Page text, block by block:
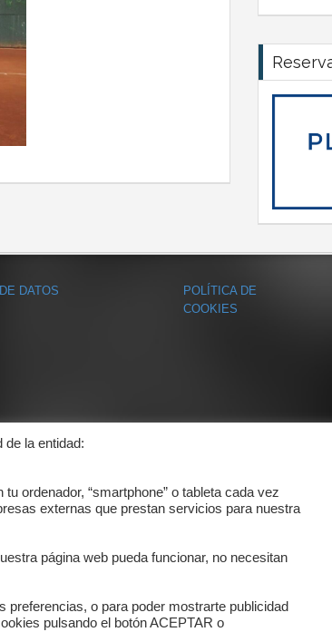
DATOS
POLÍTICA DE
COOKIES
de la entidad:
ordenador, “smartphone” o tableta cada vez
externas que prestan servicios para nuestra
página web pueda funcionar, no necesitan
o para poder mostrarte publicidad
pulsando el botón ACEPTAR o